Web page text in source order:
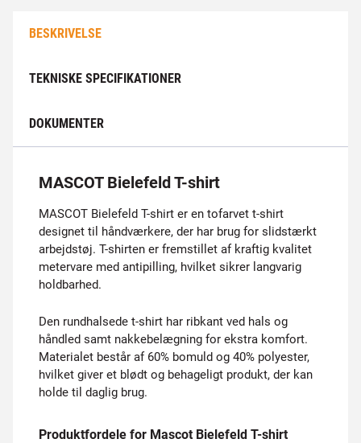
BESKRIVELSE
TEKNISKE SPECIFIKATIONER
DOKUMENTER
MASCOT Bielefeld T-shirt
MASCOT Bielefeld T-shirt er en tofarvet t-shirt
designet til håndværkere, der har brug for slidstærkt
arbejdstøj. T-shirten er fremstillet af kraftig kvalitet
metervare med antipilling, hvilket sikrer langvarig
holdbarhed.
Den rundhalsede t-shirt har ribkant ved hals og
håndled samt nakkebelægning for ekstra komfort.
Materialet består af 60% bomuld og 40% polyester,
hvilket giver et blødt og behageligt produkt, der kan
holde til daglig brug.
Produktfordele for Mascot Bielefeld T-shirt